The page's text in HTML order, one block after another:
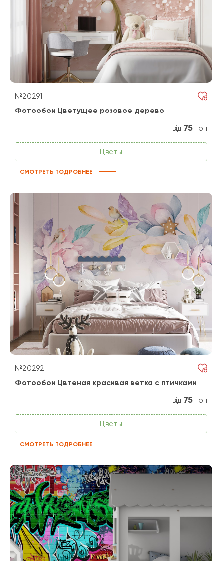
№20291
Фотообои Цветущее розовое дерево
від 75 грн
Цветы
СМОТРЕТЬ ПОДРОБНЕЕ
№20292
Фотообои Цвтеная красивая ветка с птичками
від 75 грн
Цветы
СМОТРЕТЬ ПОДРОБНЕЕ